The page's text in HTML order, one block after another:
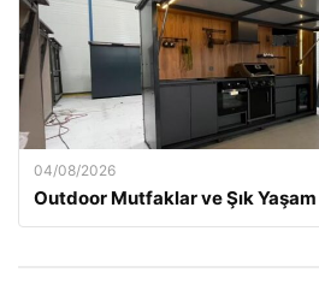
04/08/2026
Outdoor Mutfaklar ve Şık Yaşam